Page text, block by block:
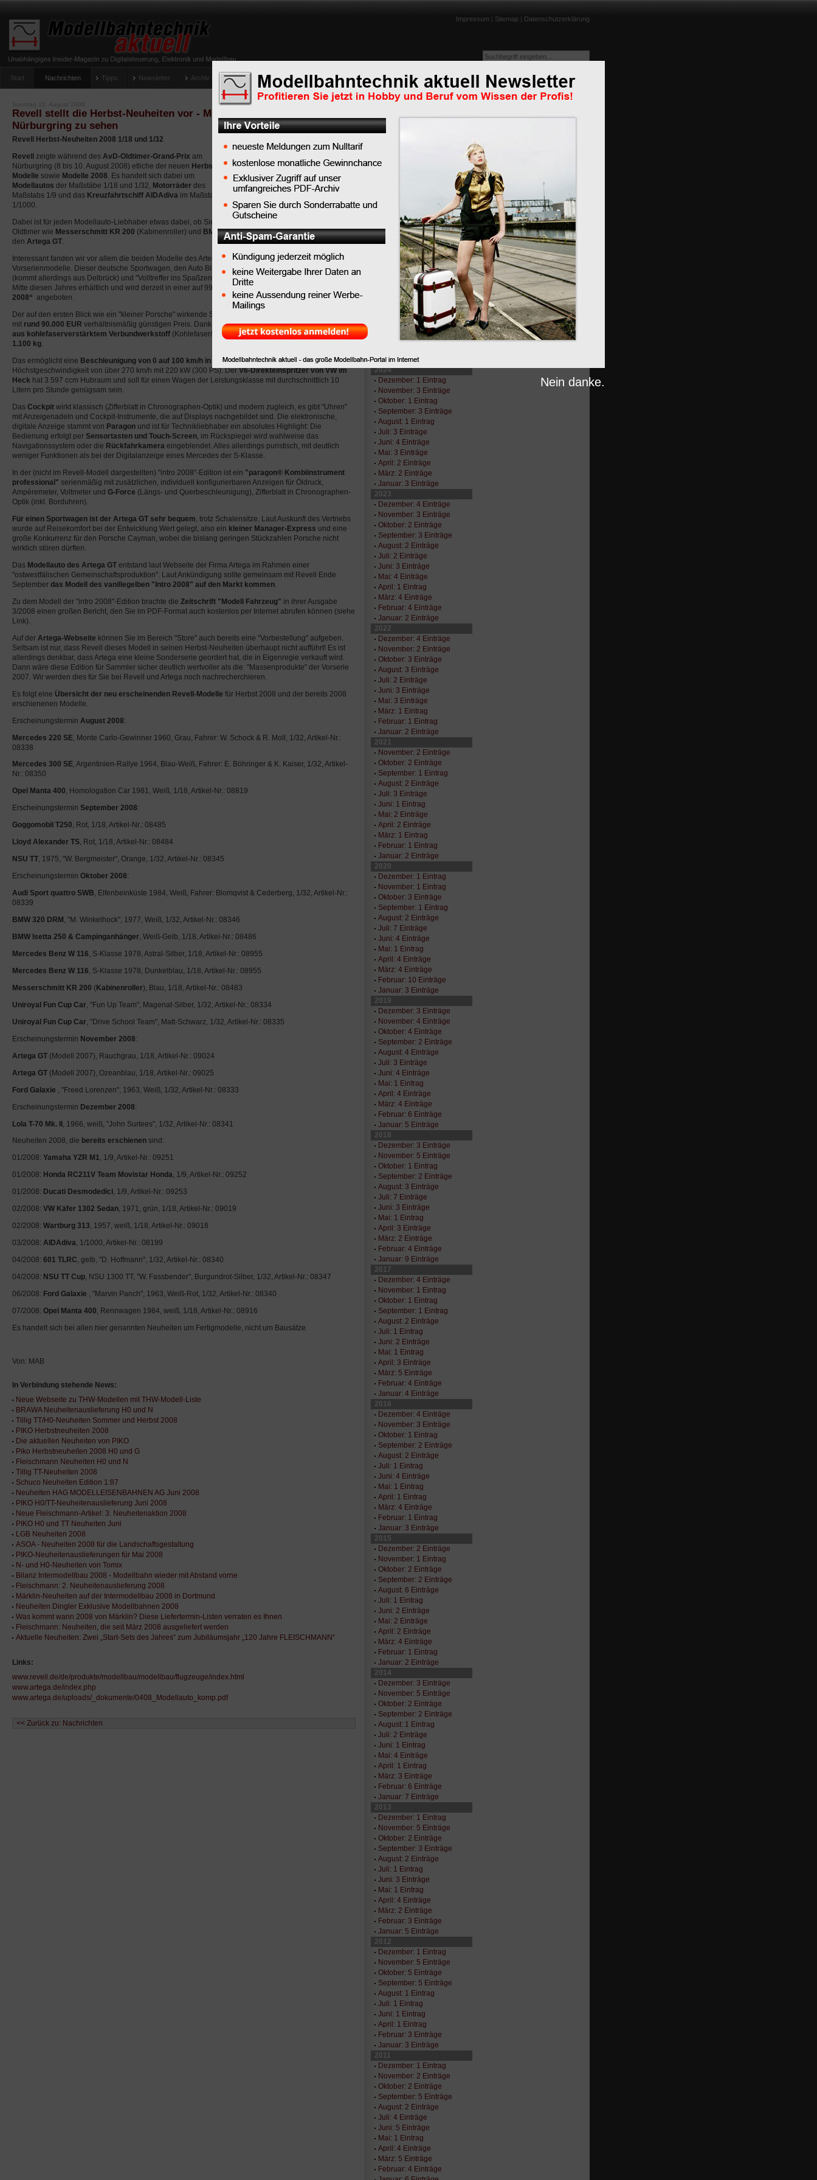
Impressum | Sitemap | Datenschutzerklärung
Start Nachrichten Tipps Newsletter Archiv Magazin Anlagenportraits Lexikon Tests Links Downloads Humor
verpassen Sie keine Nachricht mehr!
Anleitung für den Internet Explorer 7
Anleitung für Firefox 2.0
Juni: 2 Einträge
April: 4 Einträge
März: 4 Einträge
Januar: 3 Einträge
Dezember: 2 Einträge
November: 1 Eintrag
Oktober: 2 Einträge
September: 3 Einträge
August: 4 Einträge
Juni: 3 Einträge
Mai: 2 Einträge
April: 3 Einträge
Januar: 2 Einträge
2024
Dezember: 1 Eintrag
November: 3 Einträge
Oktober: 1 Eintrag
September: 3 Einträge
August: 1 Eintrag
Juli: 3 Einträge
Juni: 4 Einträge
Mai: 3 Einträge
April: 2 Einträge
März: 2 Einträge
Januar: 3 Einträge
2023
Dezember: 4 Einträge
November: 3 Einträge
Oktober: 2 Einträge
September: 3 Einträge
August: 2 Einträge
Juli: 2 Einträge
Juni: 3 Einträge
Mai: 4 Einträge
April: 1 Eintrag
März: 4 Einträge
Februar: 4 Einträge
Januar: 2 Einträge
2022
Dezember: 4 Einträge
November: 2 Einträge
Oktober: 3 Einträge
August: 3 Einträge
Juli: 2 Einträge
Juni: 3 Einträge
Mai: 3 Einträge
März: 1 Eintrag
Februar: 1 Eintrag
Januar: 2 Einträge
2021
November: 2 Einträge
Oktober: 2 Einträge
September: 1 Eintrag
August: 2 Einträge
Juli: 3 Einträge
Juni: 1 Eintrag
Mai: 2 Einträge
April: 2 Einträge
März: 1 Eintrag
Februar: 1 Eintrag
Januar: 2 Einträge
2020
Dezember: 1 Eintrag
November: 1 Eintrag
Oktober: 3 Einträge
September: 1 Eintrag
August: 2 Einträge
Juli: 7 Einträge
Juni: 4 Einträge
Mai: 1 Eintrag
April: 4 Einträge
März: 4 Einträge
Februar: 10 Einträge
Januar: 3 Einträge
2019
Dezember: 3 Einträge
November: 4 Einträge
Oktober: 4 Einträge
September: 2 Einträge
August: 4 Einträge
Juli: 3 Einträge
Juni: 4 Einträge
Mai: 1 Eintrag
April: 4 Einträge
März: 4 Einträge
Februar: 6 Einträge
Januar: 5 Einträge
2018
Dezember: 3 Einträge
November: 5 Einträge
Oktober: 1 Eintrag
September: 2 Einträge
August: 3 Einträge
Juli: 7 Einträge
Juni: 3 Einträge
Mai: 1 Eintrag
April: 3 Einträge
März: 2 Einträge
Februar: 4 Einträge
Januar: 9 Einträge
2017
Dezember: 4 Einträge
November: 1 Eintrag
Oktober: 1 Eintrag
September: 1 Eintrag
August: 2 Einträge
Juli: 1 Eintrag
Juni: 2 Einträge
Mai: 1 Eintrag
April: 3 Einträge
März: 5 Einträge
Februar: 4 Einträge
Januar: 4 Einträge
2016
Dezember: 4 Einträge
November: 3 Einträge
Oktober: 1 Eintrag
September: 2 Einträge
August: 2 Einträge
Juli: 1 Eintrag
Juni: 4 Einträge
Mai: 1 Eintrag
April: 1 Eintrag
März: 4 Einträge
Februar: 1 Eintrag
Januar: 3 Einträge
2015
Dezember: 2 Einträge
November: 1 Eintrag
Oktober: 2 Einträge
September: 2 Einträge
August: 6 Einträge
Juli: 1 Eintrag
Juni: 2 Einträge
Mai: 2 Einträge
April: 2 Einträge
März: 4 Einträge
Februar: 1 Eintrag
Januar: 2 Einträge
2014
Dezember: 3 Einträge
November: 5 Einträge
Oktober: 2 Einträge
September: 2 Einträge
August: 1 Eintrag
Juli: 2 Einträge
Juni: 1 Eintrag
Mai: 4 Einträge
April: 1 Eintrag
März: 3 Einträge
Februar: 6 Einträge
Januar: 7 Einträge
2013
Dezember: 1 Eintrag
November: 5 Einträge
Oktober: 2 Einträge
September: 3 Einträge
August: 2 Einträge
Juli: 1 Eintrag
Juni: 3 Einträge
Mai: 1 Eintrag
April: 4 Einträge
März: 2 Einträge
Februar: 3 Einträge
Januar: 5 Einträge
2012
Dezember: 1 Eintrag
November: 5 Einträge
Oktober: 5 Einträge
September: 5 Einträge
August: 1 Eintrag
Juli: 1 Eintrag
Juni: 1 Eintrag
April: 1 Eintrag
Februar: 3 Einträge
Januar: 3 Einträge
2011
Dezember: 1 Eintrag
November: 2 Einträge
Oktober: 2 Einträge
September: 5 Einträge
August: 2 Einträge
Juli: 4 Einträge
Juni: 5 Einträge
Mai: 1 Eintrag
April: 4 Einträge
März: 5 Einträge
Februar: 4 Einträge
Sonntag 10. August 2008
Revell stellt die Herbst-Neuheiten vor - Modelle waren schon am
Nürburgring zu sehen
Revell Herbst-Neuheiten 2008 1/18 und 1/32
Revell
zeigte während des AvD-Oldtimer-Grand-Prix am
Nürburgring (8 bis 10. August 2008) etliche der neuen Herbst-
Modelle sowie Modelle 2008. Es handelt sich dabei um
Modellautos der Maßstäbe 1/18 und 1/32, Motorräder des
Maßstabs 1/9 und das Kreuzfahrtschiff AIDAdiva im Maßstab
1/1000.
Dabei ist für jeden Modellauto-Liebhaber etwas dabei, ob Sie sich für Rennwagen interessieren,
Oldtimer wie Messerschmitt KR 200 (Kabinenroller) und BMW Isettaoder brandneue Sportwagen wie
den Artega GT.
Interessant fanden wir vor allem die beiden Modelle des Artega GT, Modell 2007, also die
Vorserienmodelle. Dieser deutsche Sportwagen, den Auto Bild als "DerPorsche aus Paderborn"
(kommt allerdings aus Delbrück) und "Volltreffer ins Spaßzentrum" bezeichnete, ist im Original erst seit
Mitte diesen Jahres erhältlich und wird derzeit in einer auf 99 Fahrzeuge streng limitierten
2008“ angeboten.
Der auf den ersten Blick wie ein "kleiner Porsche" wirkende Sportwagen bietet High-tech pur zu einem
mit rund 90.000 EUR verhältnismäßig günstigen Preis. Dank Alumium-SpaceframeundKarosserie
aus kohlefaserverstärktem Verbundwerkstoff (Kohlefaser/Karbon) wiegt der Artega GT gerade einmal
1.100 kg.
Das ermöglicht eine Beschleunigung von 0 auf 100 km/h in unter 5 Sekundenund eine
Höchstgeschwindigkeit von über 270 km/h mit 220 kW (300 PS). DerV6-Direkteinspritzer von VW im
Heck hat 3.597 ccm Hubraum und soll für einen Wagen der Leistungsklasse mit durchschnittlich 10
Litern pro Stunde genügsam sein.
Das Cockpit wirkt klassisch (Zifferblatt in Chronographen-Optik) und modern zugleich, es gibt "Uhren"
mit Anzeigenadeln und Cockpit-Instrumente, die auf Displays nachgebildet sind. Die elektronische,
digitale Anzeige stammt von Paragon und ist für Technikliebhaber ein absolutes Highlight: Die
Bedienung erfolgt per Sensortasten und Touch-Screen, im Rückspiegel wird wahlweise das
Navigationssystem oder die Rückfahrkamera eingeblendet. Alles allerdings puristisch, mit deutlich
weniger Funktionen als bei der Digitalanzeige eines Mercedes der S-Klasse.
In der (nicht im Revell-Modell dargestellten) "intro 2008"-Edition ist ein "paragon® Kombiinstrument
professional" serienmäßig mit zusätzlichen, individuell konfigurierbaren Anzeigen für Öldruck,
Ampèremeter, Voltmeter und G-Force (Längs- und Querbeschleunigung), Zifferblatt in Chronographen-
Optik (inkl. Borduhren).
Für einen Sportwagen ist der Artega GT sehr bequem , trotz Schalensitze. Laut Auskunft des Vertriebs
wurde auf Reisekomfort bei der Entwicklung Wert gelegt, also ein kleiner Manager-Express und eine
große Konkurrenz für den Porsche Cayman, wobei die bislang geringen Stückzahlen Porsche nicht
wirklich stören dürften.
Das Modellauto des Artega GT entstand laut Webseite der Firma Artega im Rahmen einer
"ostwestfälischen Gemeinschaftsproduktion". Laut Ankündigung sollte gemeinsam mit Revell Ende
September das Modell des vanillegelben "Intro 2008" auf den Markt kommen
Zu dem Modell der "intro 2008"-Edition brachte die Zeitschrift "Modell Fahrzeug" in ihrer Ausgabe
3/2008 einen großen Bericht, den Sie im PDF-Format auch kostenlos per Internet abrufen können (siehe
Link).
Auf der Artega-Webseite können Sie im Bereich "Store" auch bereits eine "Vorbestellung" aufgeben.
Seltsam ist nur, dass Revell dieses Modell in seinen Herbst-Neuheiten überhaupt nicht aufführt! Es ist
allerdings denkbar, dass Artega eine kleine Sonderserie geordert hat, die in Eigenregie verkauft wird.
Dann wäre diese Edition für Sammler sicher deutlich wertvoller als die "Massenprodukte" der Vorserie
2007. Wir werden dies für Sie bei Revell und Artega noch nachrecherchieren.
Es folgt eine Übersicht der neu erscheinenden Revell-Modelle für Herbst 2008 und der bereits 2008
erschienenen Modelle.
Erscheinungstermin August 2008:
Mercedes 220 SE , Monte Carlo-Gewinner 1960, Grau, Fahrer: W. Schock & R. Moll, 1/32, Artikel-Nr.:
08338
Mercedes 300 SE, Argentinien-Rallye 1964, Blau-Weiß, Fahrer: E. Böhringer & K. Kaiser, 1/32, Artikel-
Nr.: 08350
Opel Manta 400, Homologation Car 1981, Weiß, 1/18, Artikel-Nr.: 08819
Erscheinungstermin September 2008:
Goggomobil T250, Rot, 1/18, Artikel-Nr.: 08485
Lloyd Alexander TS, Rot, 1/18, Artikel-Nr.: 08484
NSU TT, 1975, "W. Bergmeister", Orange, 1/32, Artikel-Nr.: 08345
Erscheinungstermin Oktober 2008:
Audi Sport quattro SWB, Elfenbeinküste 1984, Weiß, Fahrer: Blomqvist & Cederberg, 1/32, Artikel-Nr.:
08339
BMW 320 DRM , "M. Winkelhock", 1977, Weiß, 1/32, Artikel-Nr.: 08346
BMW Isetta 250 & Campinganhänger, Weiß-Gelb, 1/18, Artikel-Nr.: 08486
Mercedes Benz W 116, S-Klasse 1978, Astral-Silber, 1/18, Artikel-Nr.: 08955
Mercedes Benz W 116, S-Klasse 1978, Dunkelblau, 1/18, Artikel-Nr.: 08955
Messerschmitt KR 200 (Kabinenroller), Blau, 1/18, Artikel-Nr.: 08483
Uniroyal Fun Cup Car, "Fun Up Team", Magenat-Silber, 1/32, Artikel-Nr.: 08334
Uniroyal Fun Cup Car, "Drive School Team", Matt-Schwarz, 1/32, Artikel-Nr.: 08335
Erscheinungstermin November 2008:
Artega GT (Modell 2007), Rauchgrau, 1/18, Artikel-Nr.: 09024
Artega GT (Modell 2007), Ozeanblau, 1/18, Artikel-Nr.: 09025
Ford Galaxie , "Freed Lorenzen", 1963, Weiß, 1/32, Artikel-Nr.: 08333
Erscheinungstermin Dezember 2008:
Lola T-70 Mk. II , 1966, weiß, "John Surtees", 1/32, Artikel-Nr.: 08341
Neuheiten 2008, die bereits erschienen sind:
01/2008: Yamaha YZR M1, 1/9, Artikel-Nr.: 09251
01/2008: Honda RC211V Team Movistar Honda, 1/9, Artikel-Nr.: 09252
01/2008: Ducati Desmodedici, 1/9, Artikel-Nr.: 09253
02/2008: VW Käfer 1302 Sedan, 1971, grün, 1/18, Artikel-Nr.: 09019
02/2008: Wartburg 313, 1957, weiß, 1/18, Artikel-Nr.: 09018
03/2008: AIDAdiva, 1/1000, Artikel-Nr.: 08199
04/2008: 601 TLRC, gelb, "D. Hoffmann", 1/32, Artikel-Nr.: 08340
04/2008: NSU TT Cup, NSU 1300 TT, "W. Fassbender", Burgundrot-Silber, 1/32, Artikel-Nr.: 08347
06/2008: Ford Galaxie , "Marvin Panch", 1963, Weiß-Rot, 1/32, Artikel-Nr.: 08340
07/2008: Opel Manta 400, Rennwagen 1984, weiß, 1/18, Artikel-Nr.: 08916
Es handelt sich bei allen hier genannten Neuheiten um Fertigmodelle, nicht um Bausätze.
Von: MAB
In Verbindung stehende News:
Neue Webseite zu THW-Modellen mit THW-Modell-Liste
BRAWA Neuheitenauslieferung H0 und N
Tillig TT/H0-Neuheiten Sommer und Herbst 2008
PIKO Herbstneuheiten 2008
Die aktuellen Neuheiten von PIKO
Piko Herbstneuheiten 2008 H0 und G
Fleischmann Neuheiten H0 und N
Tillig TT-Neuheiten 2008
Schuco Neuheiten Edition 1:87
Neuheiten HAG MODELLEISENBAHNEN AG Juni 2008
PIKO H0/TT-Neuheitenauslieferung Juni 2008
Neue Fleischmann-Artikel: 3. Neuheitenaktion 2008
PIKO H0 und TT Neuheiten Juni
LGB Neuheiten 2008
ASOA - Neuheiten 2008 für die Landschaftsgestaltung
PIKO-Neuheitenauslieferungen für Mai 2008
N- und H0-Neuheiten von Tomix
Bilanz Intermodellbau 2008 - Modellbahn wieder mit Abstand vorne
Fleischmann: 2. Neuheitenauslieferung 2008
Märklin-Neuheiten auf der Intermodellbau 2008 in Dortmund
Neuheiten Dingler Exklusive Modellbahnen 2008
Was kommt wann 2008 von Märklin? Diese Liefertermin-Listen verraten es Ihnen
Fleischmann: Neuheiten, die seit März 2008 ausgeliefert werden
Aktuelle Neuheiten: Zwei „Start-Sets des Jahres“ zum Jubiläumsjahr „120 Jahre FLEISCHMANN“
Links:
www.revell.de/de/produkte/modellbau/modellbau/flugzeuge/index.html
www.artega.de/index.php
www.artega.de/uploads/_dokumente/0408_Modellauto_komp.pdf
<< Zurück zu: Nachrichten
Nein danke.